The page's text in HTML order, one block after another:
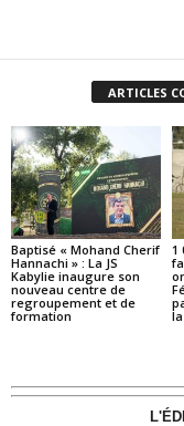
ARTICLES
Baptisé « Mohand Cherif
Hannachi » : La JS
Kabylie inaugure son
nouveau centre de
regroupement et de
formation
1
la